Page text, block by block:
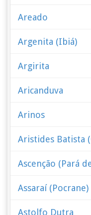
Areado
Argenita (Ibiá)
Argirita
Aricanduva
Arinos
Aristides Batista
Ascenção (Pará
Assaraí (Pocrane)
Astolfo Dutra